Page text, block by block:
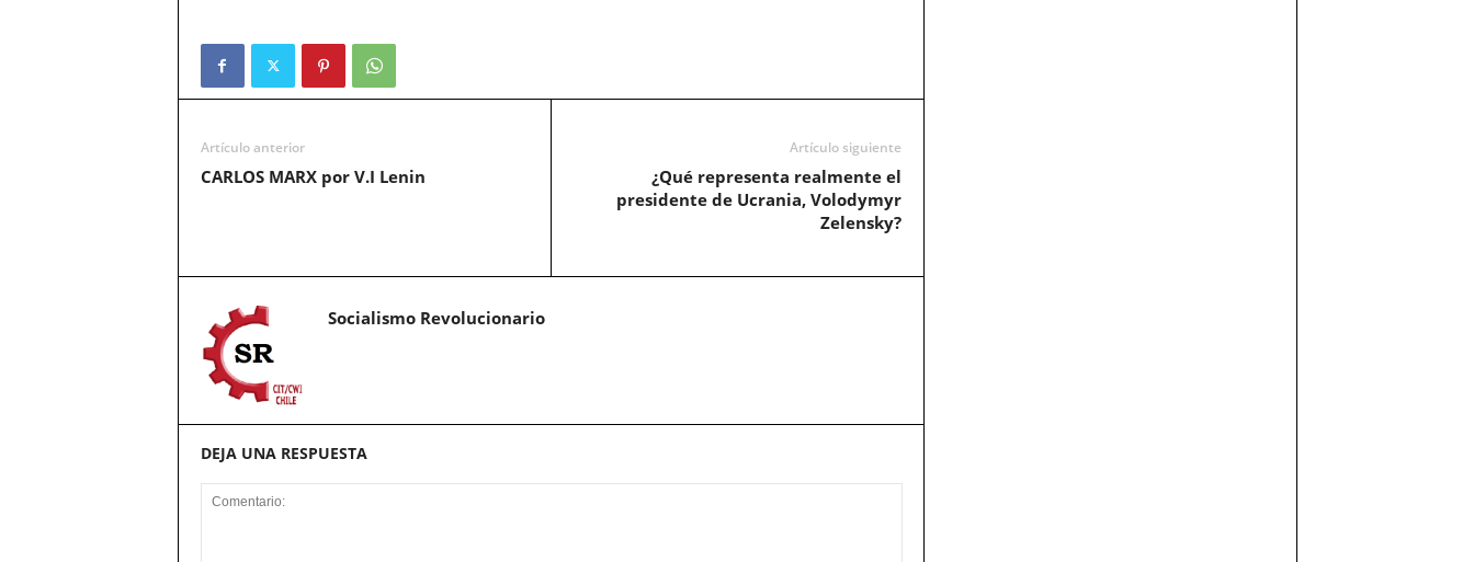
Artículo anterior
CARLOS MARX por V.I Lenin
Artículo siguiente
¿Qué representa realmente el
presidente de Ucrania, Volodymyr
Zelensky?
Socialismo Revolucionario
DEJA UNA RESPUESTA